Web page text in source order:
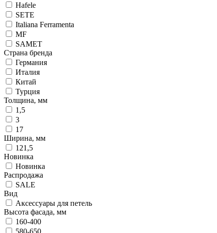
Hafele
SETE
Italiana Ferramenta
MF
SAMET
Страна бренда
Германия
Италия
Китай
Турция
Толщина, мм
1,5
3
17
Ширина, мм
121,5
Новинка
Новинка
Распродажа
SALE
Вид
Аксессуары для петель
Высота фасада, мм
160-400
580-650